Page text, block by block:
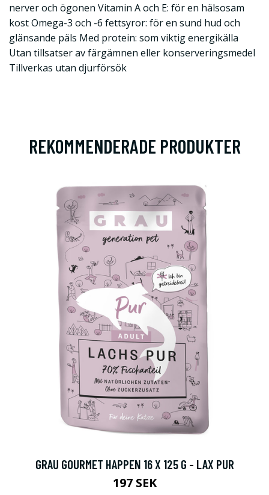
nerver och ögonen Vitamin A och E: för en hälsosam
kost Omega-3 och -6 fettsyror: för en sund hud och
glänsande päls Med protein: som viktig energikälla
Utan tillsatser av färgämnen eller konserveringsmedel
Tillverkas utan djurförsök
REKOMMENDERADE PRODUKTER
GRAU GOURMET HAPPEN 16 X 125 G - LAX PUR
197 SEK